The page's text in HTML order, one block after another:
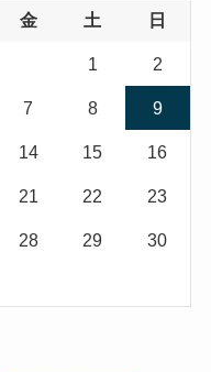
金 土 日
1 2
7 8 9
14 15 16
21 22 23
28 29 30